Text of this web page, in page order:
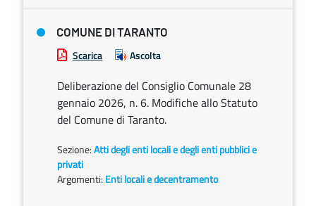
COMUNE DI TARANTO
Scarica Ascolta
Deliberazione del Consiglio Comunale 28
gennaio 2026, n. 6. Modifiche allo Statuto
del Comune di Taranto.
Sezione:Atti degli enti locali e degli enti pubblici e
privati
Argomenti: Enti locali e decentramento